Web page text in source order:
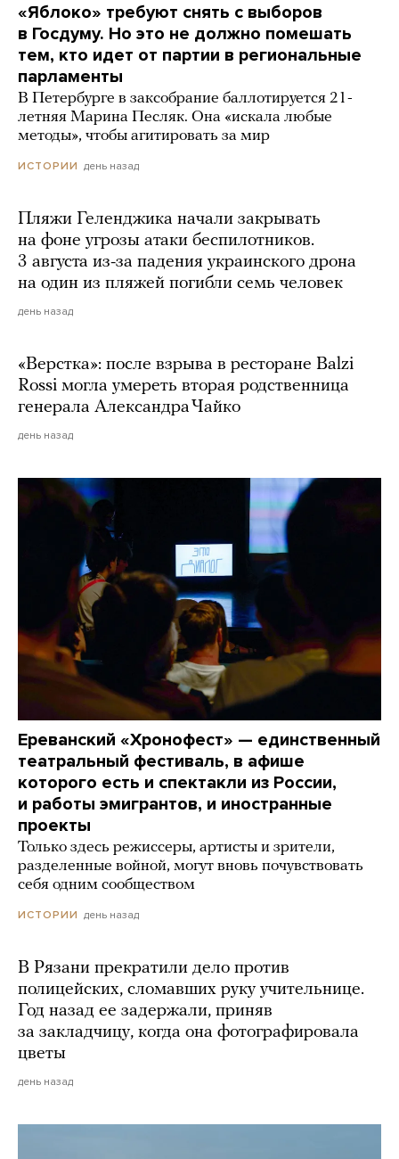
«Яблоко» требуют снять с выборов
в Госдуму. Но это не должно помешать
тем, кто идет от партии в региональные
парламенты
В Петербурге в заксобрание баллотируется 21-
летняя Марина Песляк. Она «искала любые
методы», чтобы агитировать за мир
ИСТОРИИ день назад
Пляжи Геленджика начали закрывать
на фоне угрозы атаки беспилотников.
3 августа из-за падения украинского дрона
на один из пляжей погибли семь человек
день назад
«Верстка»: после взрыва в ресторане Balzi
Rossi могла умереть вторая родственница
генерала Александра Чайко
день назад
Ереванский «Хронофест» — единственный
театральный фестиваль, в афише
которого есть и спектакли из России,
и работы эмигрантов, и иностранные
проекты
Только здесь режиссеры, артисты и зрители,
разделенные войной, могут вновь почувствовать
себя одним сообществом
ИСТОРИИ день назад
В Рязани прекратили дело против
полицейских, сломавших руку учительнице.
Год назад ее задержали, приняв
за закладчицу, когда она фотографировала
цветы
день назад